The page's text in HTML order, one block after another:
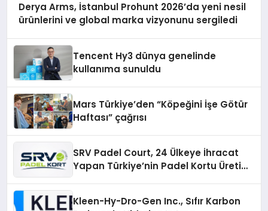
Derya Arms, İstanbul Prohunt 2026’da yeni nesil
ürünlerini ve global marka vizyonunu sergiledi
Tencent Hy3 dünya genelinde
kullanıma sunuldu
Mars Türkiye’den “Köpeğini İşe Götür
Haftası” çağrısı
SRV Padel Court, 24 Ülkeye İhracat
Yapan Türkiye’nin Padel Kortu Üretim
Kleen-Hy-Dro-Gen Inc., Sıfır Karbon